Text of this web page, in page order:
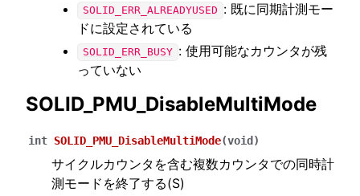
SOLID_ERR_ALREADYUSED : 既に同期計測モー
ドに設定されている
SOLID_ERR_BUSY : 使用可能なカウンタが残
っていない
SOLID_PMU_DisableMultiMode
int SOLID_PMU_DisableMultiMode(void )
サイクルカウンタを含む複数カウンタでの同時計
測モードを終了する(S)